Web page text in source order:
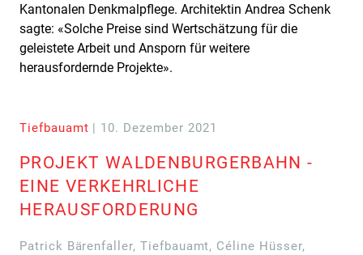
Kantonalen Denkmalpflege. Architektin Andrea Schenk
sagte: «Solche Preise sind Wertschätzung für die
geleistete Arbeit und Ansporn für weitere
herausfordernde Projekte».
Tiefbauamt | 10. Dezember 2021
PROJEKT WALDENBURGERBAHN -
EINE VERKEHRLICHE
HERAUSFORDERUNG
Patrick Bärenfaller, Tiefbauamt, Céline Hüsser,